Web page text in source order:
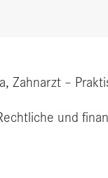
Zahnarzt –
und